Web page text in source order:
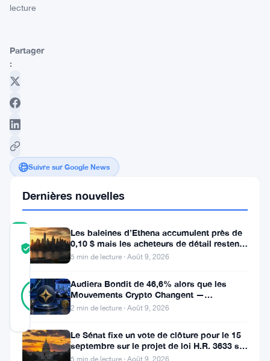
lecture
Partager
:
Suivre sur Google News
COMMUNITY
TRUST
SCORE
Vérifié
94%
RÉEL
Vérifié
16
votes
Mis à jour 3 ans il y a
Vitalik
Dernières nouvelles
Les baleines d’Ethena accumulent près de
0,10 $ mais les acheteurs de détail restent
à l’écart
5 min de lecture · Août 9, 2026
Audiera Bondit de 46,6% alors que les
Mouvements Crypto Changent —
Mouvements Quotidiens 9 Août
2 min de lecture · Août 9, 2026
Le Sénat fixe un vote de clôture pour le 15
septembre sur le projet de loi H.R. 3633 sur
le marché des cryptos
5 min de lecture · Août 9, 2026